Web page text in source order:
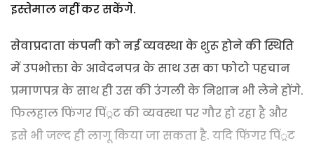
इस्तेमाल नहीं कर सकेंगे.
सेवाप्रदाता कंपनी को नई व्यवस्था के शुरू होने की स्थिति
में उपभोक्ता के आवेदनपत्र के साथ उस का फोटो पहचान
प्रमाणपत्र के साथ ही उस की उंगली के निशान भी लेने होंगे.
फिलहाल फिंगर पिं्रट की व्यवस्था पर गौर हो रहा है और
इसे भी जल्द ही लागू किया जा सकता है. यदि फिंगर पिं्रट